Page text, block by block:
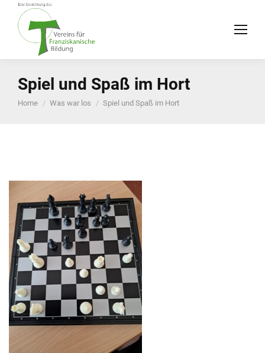
Spiel und Spaß im Hort
You are here:
Home Was war los Spiel und Spaß im Hort